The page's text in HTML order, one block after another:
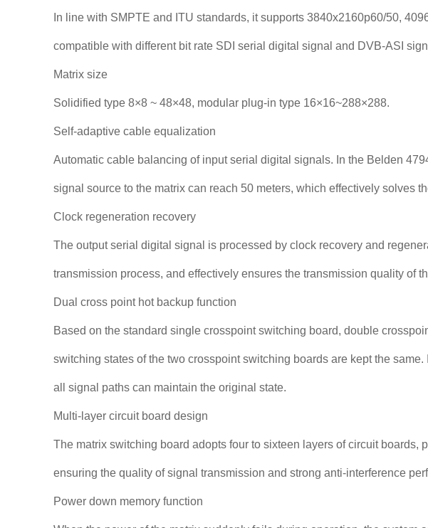
In line with SMPTE and ITU standards, it supports 3840x2160p60/50,
compatible with different bit rate SDI serial digital signal and DVB-ASI
Matrix size
Solidified type 8×8 ~ 48×48, modular plug-in type 16×16~288×288.
Self-adaptive cable equalization
Automatic cable balancing of input serial digital signals. In the Belden
signal source to the matrix can reach 50 meters, which effectively solves
Clock regeneration recovery
The output serial digital signal is processed by clock recovery and
transmission process, and effectively ensures the transmission quality of
Dual cross point hot backup function
Based on the standard single crosspoint switching board, double
switching states of the two crosspoint switching boards are kept the
all signal paths can maintain the original state.
Multi-layer circuit board design
The matrix switching board adopts four to sixteen layers of circuit
ensuring the quality of signal transmission and strong anti-interference
Power down memory function